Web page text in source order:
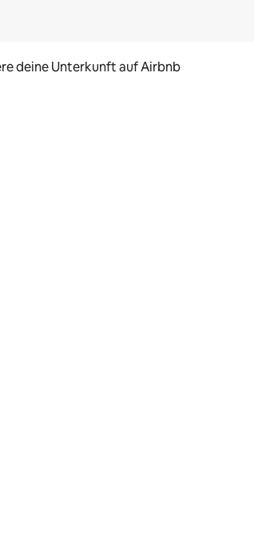
deine Unterkunft auf Airbnb